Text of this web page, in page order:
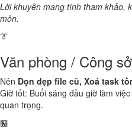
Lời khuyên mang tính tham khảo,
môn.
👔
Văn phòng / Công sở
Nên Dọn dẹp file cũ, Xoá task
Giờ tốt: Buổi sáng đầu giờ làm
quan trọng.
🏪